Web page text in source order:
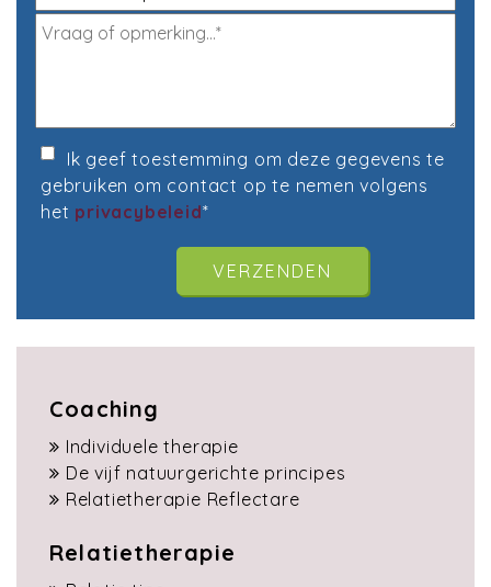
Ik geef toestemming om deze gegevens te
gebruiken om contact op te nemen volgens
het privacybeleid*
Coaching
Individuele therapie
De vijf natuurgerichte principes
Relatietherapie Reflectare
Relatietherapie